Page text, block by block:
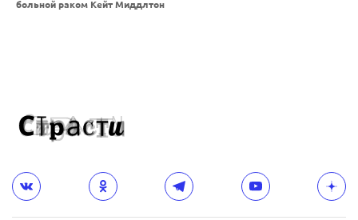
больной раком Кейт Миддлтон